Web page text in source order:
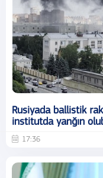
Rusiyada ballistik
institutda yanğın
17:36